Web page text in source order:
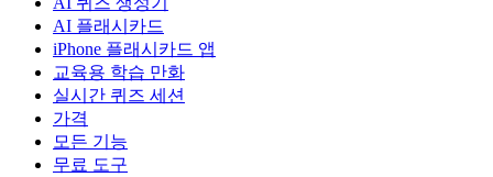
AI 플래시카드
iPhone 플래시카드 앱
교육용 학습 만화
실시간 퀴즈 세션
가격
모든 기능
무료 도구